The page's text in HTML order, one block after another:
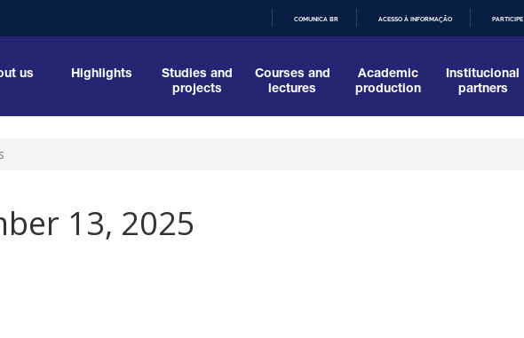
COMUNICA BR ACESSO À INFORMAÇÃO PARTICIPE
us Highlights
Studies and
projects
Courses and
lectures
Academic
production
Institucional
partners
13, 2025